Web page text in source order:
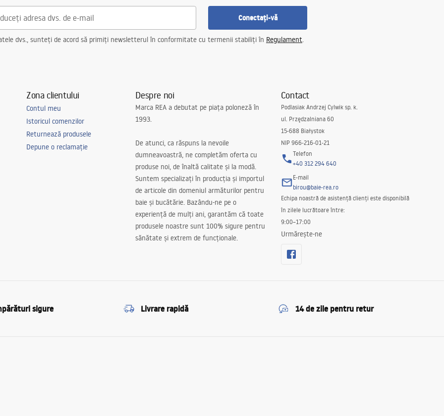
Conectați-vă
dvs., sunteți de acord să primiți newsletterul în conformitate cu termenii stabiliți în Regulament.
Zona clientului
Contul meu
Istoricul comenzilor
Returnează produsele
Depune o reclamație
Despre noi
Marca REA a debutat pe piața poloneză în
1993.
De atunci, ca răspuns la nevoile
dumneavoastră, ne completăm oferta cu
produse noi, de înaltă calitate și la modă.
Suntem specializați în producția și importul
de articole din domeniul armăturilor pentru
baie și bucătărie. Bazându-ne pe o
experiență de mulți ani, garantăm că toate
produsele noastre sunt 100% sigure pentru
sănătate și extrem de funcționale.
Contact
Podlasiak Andrzej Cylwik sp. k.
ul. Przędzalniana 60
15-688 Białystok
NIP 966-216-01-21
Telefon
+40 312 294 640
E-mail
birou@baie-rea.ro
Echipa noastră de asistență clienți este disponibilă
în zilele lucrătoare între:
9:00–17:00
Urmărește-ne
sigure Livrare rapidă 14 de zile pentru retur